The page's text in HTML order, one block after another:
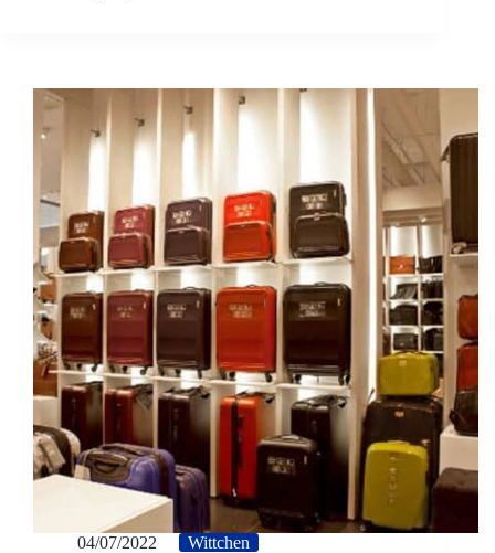
04/07/2022 Wittchen